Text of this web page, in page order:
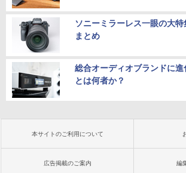
ソニーミラーレス一眼の大
まとめ
総合オーディオブランドに
とは何者か？
本サイトのご利用について
広告掲載のご案内 編